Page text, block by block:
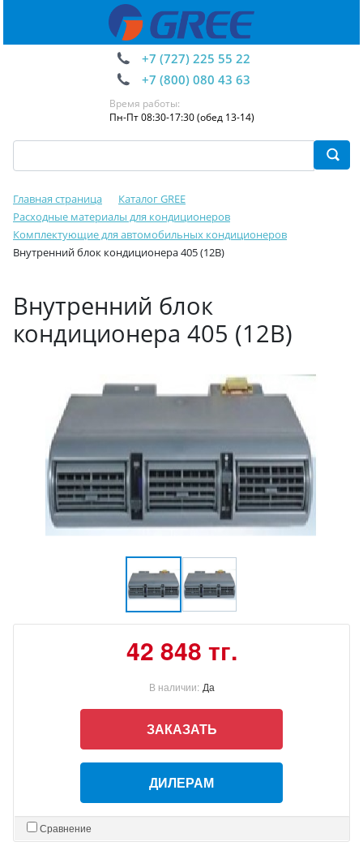
+7 (727) 225 55 22
+7 (800) 080 43 63
Время работы:
Пн-Пт 08:30-17:30 (обед 13-14)
Главная страница
Каталог GREE
Расходные материалы для кондиционеров
Комплектующие для автомобильных кондиционеров
Внутренний блок кондиционера 405 (12В)
Внутренний блок
кондиционера 405 (12В)
42 848 тг.
В наличии: Да
ЗАКАЗАТЬ
ДИЛЕРАМ
Сравнение